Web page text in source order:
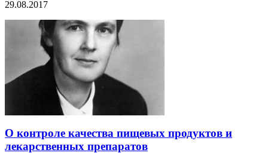
29.08.2017
О контроле качества пищевых продуктов и
лекарственных препаратов